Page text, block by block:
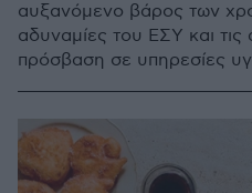
αυξανόμενο βάρος των
αδυναμίες του ΕΣΥ και τις
πρόσβαση σε υπηρεσίες